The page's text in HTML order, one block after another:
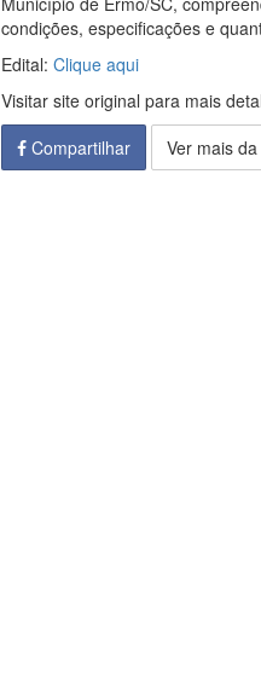
condições, especificações e
Edital: Clique aqui
Visitar site original para mais
Compartilhar
Ver mais